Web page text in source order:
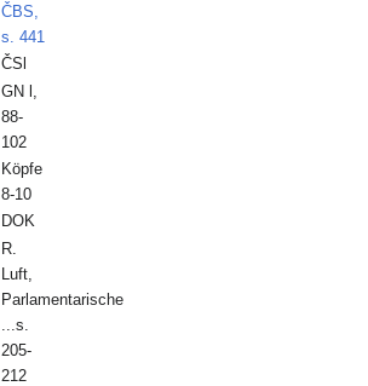
ČBS,
s. 441
ČSl
GN l,
88-
102
Köpfe
8-10
DOK
R.
Luft,
Parlamentarische
...s.
205-
212